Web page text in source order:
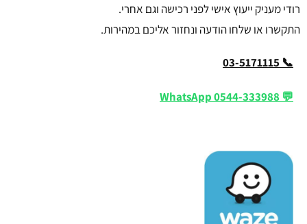
רודי מעניק ייעוץ אישי לפני רכישה וגם אחרי.
התקשרו או שלחו הודעה ונחזור אליכם במהירות.
📞 03-5171115
💬 WhatsApp 0544-333988